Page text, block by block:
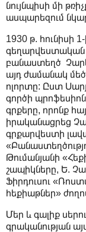
նույնպիսի մի
ասպարեզում
1930 թ. հունիսի
գեղարվեստական
բանաստեղծ
այդ ժամանակ
ոլորտը: Ըստ
գործի
գրքերը, որոնք
իրականացրեց
գրքարվեստի
Թումանյանի
շապիկները, Ե.
Ֆիրդուսու
հեքիաթներ»
Մեր և գալիք
գրականության